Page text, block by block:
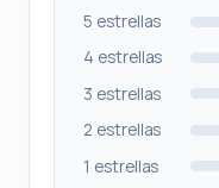
5 estrellas
4 estrellas
3 estrellas
2 estrellas
1 estrellas